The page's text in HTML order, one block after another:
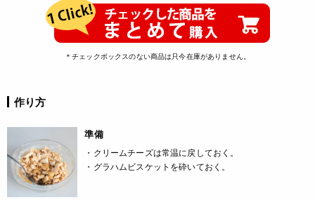
＊チェックボックスのない商品は只今在庫がありません。
作り方
準備
・クリームチーズは常温に戻しておく。
・グラハムビスケットを砕いておく。